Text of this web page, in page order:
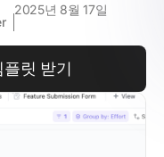
2025년 8월 17일
릿 받기